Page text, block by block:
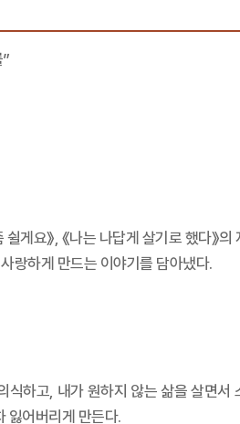
게요》, 《나는 나답게 살기로 했다》
랑하게 만드는 이야기를 담아냈다.
하고, 내가 원하지 않는 삶을 살면
잃어버리게 만든다.